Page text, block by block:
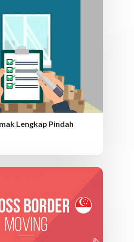
Lengkap Pindah
Indonesia